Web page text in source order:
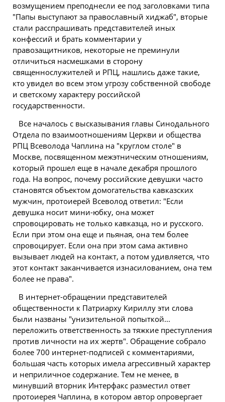
возмущением преподнесли ее под заголовками типа
"Папы выступают за православный хиджаб", вторые
стали расспрашивать представителей иных
конфессий и брать комментарии у
правозащитников, некоторые не преминули
отличиться насмешками в сторону
священнослужителей и РПЦ, нашлись даже такие,
кто увидел во всем этом угрозу собственной свободе
и светскому характеру российской
государственности.
Все началось с высказывания главы Синодального
Отдела по взаимоотношениям Церкви и общества
РПЦ Всеволода Чаплина на "круглом столе" в
Москве, посвященном межэтническим отношениям,
который прошел еще в начале декабря прошлого
года. На вопрос, почему российские девушки часто
становятся объектом домогательства кавказских
мужчин, протоиерей Всеволод ответил: "Если
девушка носит мини-юбку, она может
спровоцировать не только кавказца, но и русского.
Если при этом она еще и пьяная, она тем более
спровоцирует. Если она при этом сама активно
вызывает людей на контакт, а потом удивляется, что
этот контакт заканчивается изнасилованием, она тем
более не права".
В интернет-обращении представителей
общественности к Патриарху Кириллу эти слова
были названы "унизительной попыткой...
переложить ответственность за тяжкие преступления
против личности на их жертв". Обращение собрало
более 700 интернет-подписей с комментариями,
большая часть которых имела агрессивный характер
и неприличное содержание. Тем не менее, в
минувший вторник Интерфакс разместил ответ
протоиерея Чаплина, в котором автор опровергает